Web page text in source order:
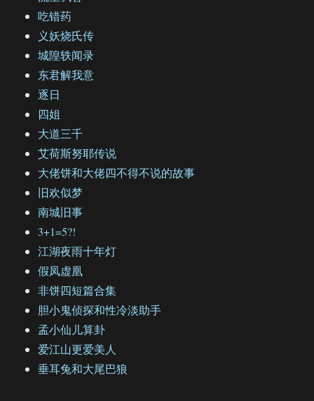
吃错药
义妖烧氏传
城隍轶闻录
东君解我意
逐日
四姐
大道三千
艾荷斯努耶传说
大佬饼和大佬四不得不说的故事
旧欢似梦
南城旧事
3+1=5?!
江湖夜雨十年灯
假凤虚凰
非饼四短篇合集
胆小鬼侦探和性冷淡助手
孟小仙儿算卦
爱江山更爱美人
垂耳兔和大尾巴狼